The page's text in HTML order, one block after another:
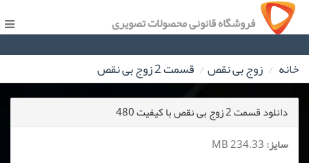
فروشگاه قانونی محصولات تصویری
خانه زوج بی نقص قسمت 2 زوج بی نقص
دانلود قسمت 2 زوج بی نقص با کیفیت 480
سایز: